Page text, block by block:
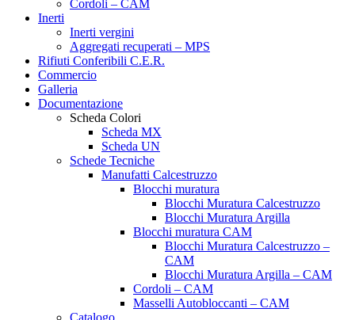
Cordoli – CAM
Inerti
Inerti vergini
Aggregati recuperati – MPS
Rifiuti Conferibili C.E.R.
Commercio
Galleria
Documentazione
Scheda Colori
Scheda MX
Scheda UN
Schede Tecniche
Manufatti Calcestruzzo
Blocchi muratura
Blocchi Muratura Calcestruzzo
Blocchi Muratura Argilla
Blocchi muratura CAM
Blocchi Muratura Calcestruzzo –
CAM
Blocchi Muratura Argilla – CAM
Cordoli – CAM
Masselli Autobloccanti – CAM